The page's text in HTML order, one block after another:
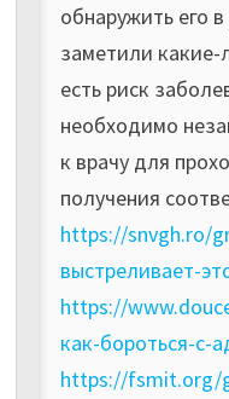
обнаружить его
заметили
есть риск
необходимо
к врачу для
получения
https://snvgh.ro/
выстреливает-
https://
как-бороться-с-
https://fsmit.org/